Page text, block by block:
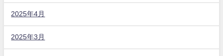
2025年4月
2025年3月